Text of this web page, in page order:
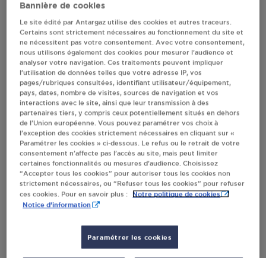
Revendeur de bouteilles de gaz
S'Y RENDRE
AFFICHER LE TÉLÉPHONE
RECEVOIR LES COORDONNÉES DU REVENDEUR
En cliquant sur « S’y rendre », j’autorise le traitement
d’informations (dont mon adresse IP) et leur transfert hors UE
par Google Maps afin d’afficher la carte.
En savoir plus
Accès
Bannière de cookies
Le site édité par Antargaz utilise des cookies et autres traceurs.
Certains sont strictement nécessaires au fonctionnement du site et
ne nécessitent pas votre consentement. Avec votre consentement,
nous utilisons également des cookies pour mesurer l’audience et
analyser votre navigation. Ces traitements peuvent impliquer
l’utilisation de données telles que votre adresse IP, vos
pages/rubriques consultées, identifiant utilisateur/équipement,
pays, dates, nombre de visites, sources de navigation et vos
interactions avec le site, ainsi que leur transmission à des
partenaires tiers, y compris ceux potentiellement situés en dehors
de l’Union européenne. Vous pouvez paramétrer vos choix à
l’exception des cookies strictement nécessaires en cliquant sur «
Paramétrer les cookies » ci-dessous. Le refus ou le retrait de votre
consentement n’affecte pas l’accès au site, mais peut limiter
certaines fonctionnalités ou mesures d’audience. Choisissez
“Accepter tous les cookies” pour autoriser tous les cookies non
strictement nécessaires, ou “Refuser tous les cookies” pour refuser
ces cookies. Pour en savoir plus :
Notre politique de cookies
Notice d'information
Paramétrer les cookies